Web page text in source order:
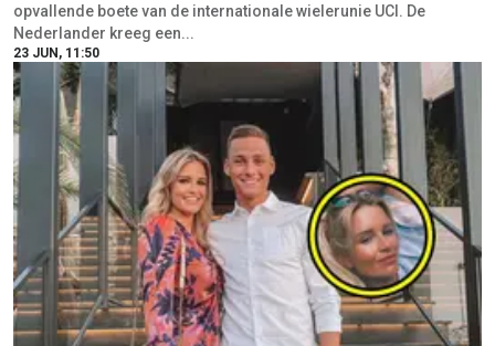
opvallende boete van de internationale wielerunie UCI. De
Nederlander kreeg een...
23 JUN, 11:50